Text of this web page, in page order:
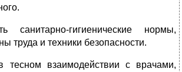
санитарно-гигиенические нормы,
труда и техники безопасности.
тесном взаимодействии с врачами,